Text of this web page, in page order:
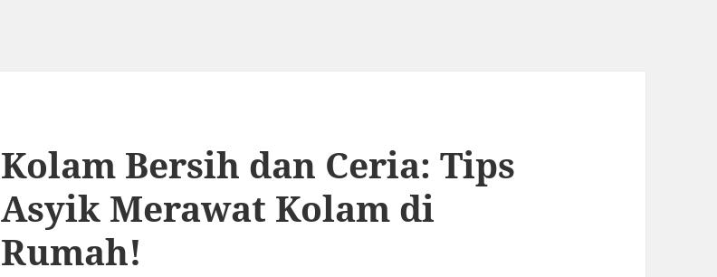
Kolam Bersih dan Ceria: Tips
Asyik Merawat Kolam di
Rumah!